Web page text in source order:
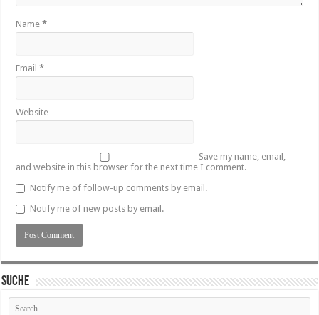
Name*
Email*
Website
Save my name, email,
and website in this browser for the next time I comment.
Notify me of follow-up comments by email.
Notify me of new posts by email.
SUCHE